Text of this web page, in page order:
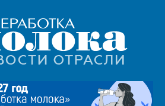
Переработка
молока
|
Новости